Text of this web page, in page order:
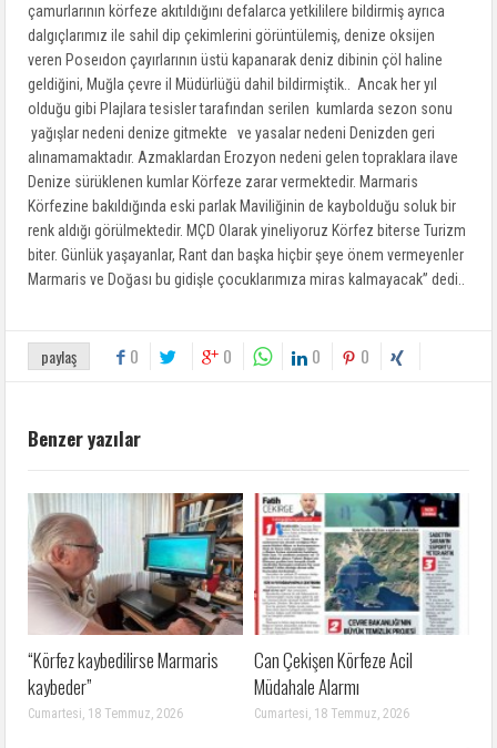
çamurlarının körfeze akıtıldığını defalarca yetkililere bildirmiş ayrıca
dalgıçlarımız ile sahil dip çekimlerini görüntülemiş, denize oksijen
veren Poseıdon çayırlarının üstü kapanarak deniz dibinin çöl haline
geldiğini, Muğla çevre il Müdürlüğü dahil bildirmiştik.. Ancak her yıl
olduğu gibi Plajlara tesisler tarafından serilen kumlarda sezon sonu
yağışlar nedeni denize gitmekte ve yasalar nedeni Denizden geri
alınamamaktadır. Azmaklardan Erozyon nedeni gelen topraklara ilave
Denize sürüklenen kumlar Körfeze zarar vermektedir. Marmaris
Körfezine bakıldığında eski parlak Maviliğinin de kaybolduğu soluk bir
renk aldığı görülmektedir. MÇD Olarak yineliyoruz Körfez biterse Turizm
biter. Günlük yaşayanlar, Rant dan başka hiçbir şeye önem vermeyenler
Marmaris ve Doğası bu gidişle çocuklarımıza miras kalmayacak” dedi..
paylaş 0 0 0 0
Benzer yazılar
“Körfez kaybedilirse Marmaris
kaybeder”
Cumartesi, 18 Temmuz, 2026
Can Çekişen Körfeze Acil
Müdahale Alarmı
Cumartesi, 18 Temmuz, 2026